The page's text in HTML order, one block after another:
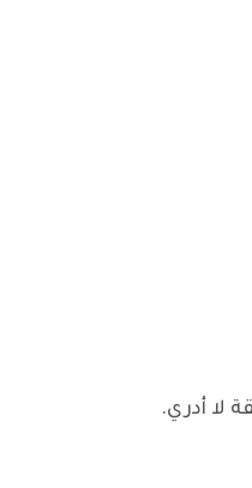
لا أدري.